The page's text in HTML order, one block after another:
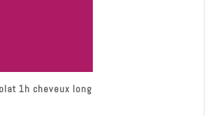
1h cheveux long